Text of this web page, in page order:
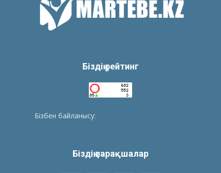
Біздің рейтинг
Бізбен байланысу:
Біздің парақшалар